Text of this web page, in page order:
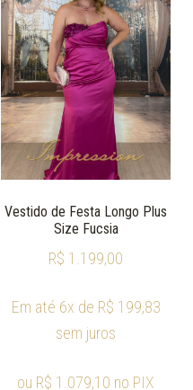
Vestido de Festa Longo Plus
Size Fucsia
R$ 1.199,00
Em até 6x de R$ 199,83
sem juros
ou R$ 1.079,10 no PIX